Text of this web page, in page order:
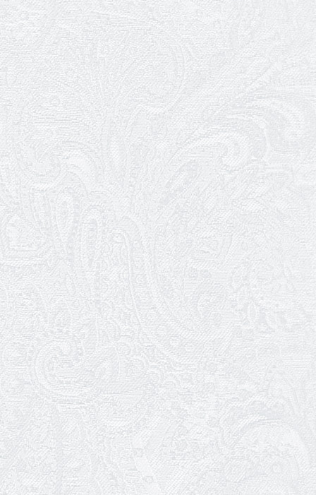
Ювілей Валентини Бородіної
13.05.2026
Конкурс на заміщення вакантних
посад
12.05.2026
Ювілей Світлани Коцюренко
10.05.2026
Онлайн-трансляція концерту «Хто
кого?»
09.05.2026
Ювілей Олександра Ланге
08.05.2026
Відновлення мюзиклу «Ханум»
06.05.2026
Вітаємо з прем'єрою у виставі «Два
кольори однієї долі» Катерину Мись!
26.04.2026
З першою прем'єрою 2026 року!
25.04.2026
Трудовий ювілей Ауріки Ахметової
24.04.2026
З прем'єрою вистави «Божевільна
родина»!